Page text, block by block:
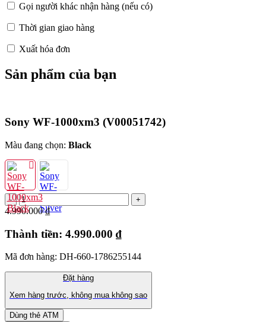
Gọi người khác nhận hàng (nếu có)
Thời gian giao hàng
Xuất hóa đơn
Sản phẩm của bạn
Sony WF-1000xm3 (V00051742)
Màu đang chọn: Black
4.990.000 ₫
Thành tiền: 4.990.000 ₫
Mã đơn hàng: DH-660-1786255144
Đặt hàng
Xem hàng trước, không mua không sao
Dùng thẻ ATM